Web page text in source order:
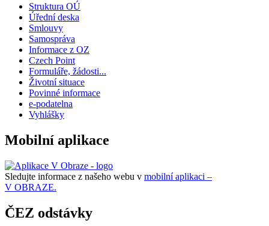
Struktura OÚ
Úřední deska
Smlouvy
Samospráva
Informace z OZ
Czech Point
Formuláře, žádosti...
Životní situace
Povinné informace
e-podatelna
Vyhlášky
Mobilní aplikace
Sledujte informace z našeho webu v mobilní aplikaci –
V OBRAZE.
ČEZ odstávky